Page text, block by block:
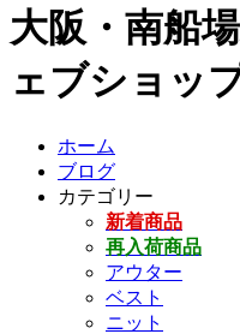
大阪・南船
ェブショップ
ホーム
ブログ
カテゴリー
新着商品
再入荷商品
アウター
ベスト
ニット